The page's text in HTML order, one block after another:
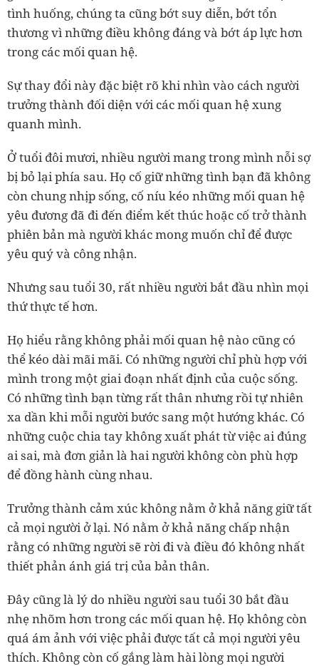
tình huống, chúng ta cũng bớt suy diễn, bớt tổn
thương vì những điều không đáng và bớt áp lực hơn
trong các mối quan hệ.
Sự thay đổi này đặc biệt rõ khi nhìn vào cách người
trưởng thành đối diện với các mối quan hệ xung
quanh mình.
Ở tuổi đôi mươi, nhiều người mang trong mình nỗi sợ
bị bỏ lại phía sau. Họ cố giữ những tình bạn đã không
còn chung nhịp sống, cố níu kéo những mối quan hệ
yêu đương đã đi đến điểm kết thúc hoặc cố trở thành
phiên bản mà người khác mong muốn chỉ để được
yêu quý và công nhận.
Nhưng sau tuổi 30, rất nhiều người bắt đầu nhìn mọi
thứ thực tế hơn.
Họ hiểu rằng không phải mối quan hệ nào cũng có
thể kéo dài mãi mãi. Có những người chỉ phù hợp với
mình trong một giai đoạn nhất định của cuộc sống.
Có những tình bạn từng rất thân nhưng rồi tự nhiên
xa dần khi mỗi người bước sang một hướng khác. Có
những cuộc chia tay không xuất phát từ việc ai đúng
ai sai, mà đơn giản là hai người không còn phù hợp
để đồng hành cùng nhau.
Trưởng thành cảm xúc không nằm ở khả năng giữ tất
cả mọi người ở lại. Nó nằm ở khả năng chấp nhận
rằng có những người sẽ rời đi và điều đó không nhất
thiết phản ánh giá trị của bản thân.
Đây cũng là lý do nhiều người sau tuổi 30 bắt đầu
nhẹ nhõm hơn trong các mối quan hệ. Họ không còn
quá ám ảnh với việc phải được tất cả mọi người yêu
thích. Không còn cố gắng làm hài lòng mọi người